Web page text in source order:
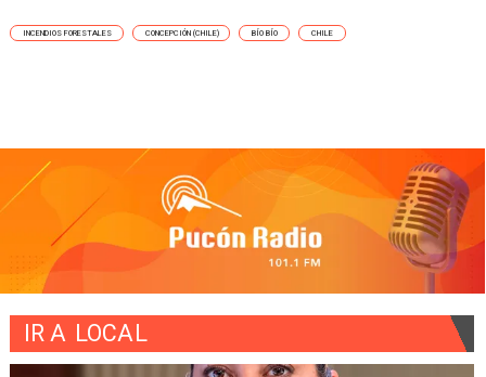
INCENDIOS FORESTALES CONCEPCIÓN (CHILE) BÍO BÍO CHILE
IR A LOCAL